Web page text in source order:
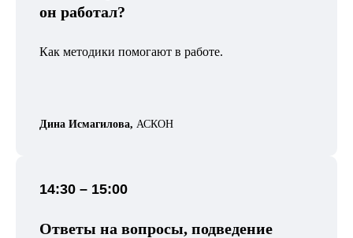
он работал?
Как методики помогают в работе.
Дина Исмагилова, АСКОН
14:30 – 15:00
Ответы на вопросы, подведение